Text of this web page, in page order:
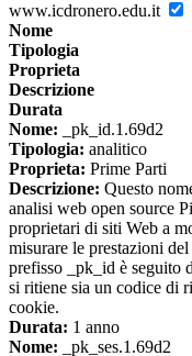
www.icdronero.edu.it
Nome
Tipologia
Proprieta
Descrizione
Durata
Nome: _pk_id.1.69d2
Tipologia: analitico
Proprieta: Prime Parti
Descrizione: Questo
analisi web open source
proprietari di siti Web a
misurare le prestazioni
prefisso _pk_id è seguito
si ritiene sia un codice di
cookie.
Durata: 1 anno
Nome: _pk_ses.1.69d2